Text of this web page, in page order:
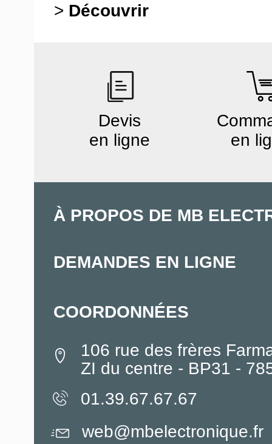
> Découvrir
Devis
en ligne
en
À PROPOS DE MB
DEMANDES EN LIGNE
COORDONNÉES
106 rue des frères
ZI du centre - BP31 -
01.39.67.67.67
web@mbelectronique.fr